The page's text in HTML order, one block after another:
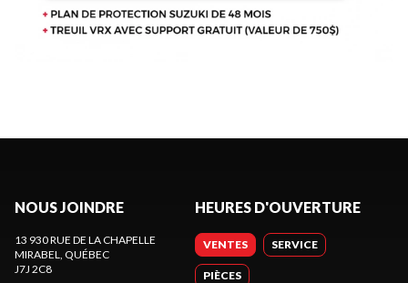
NOUS JOINDRE
13 930 RUE DE LA CHAPELLE
MIRABEL, QUÉBEC
J7J 2C8
HEURES D'OUVERTURE
VENTES SERVICE
PIÈCES